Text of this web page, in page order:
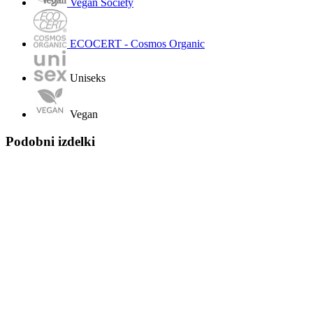
Vegan Society
ECOCERT - Cosmos Organic
Uniseks
Vegan
Podobni izdelki